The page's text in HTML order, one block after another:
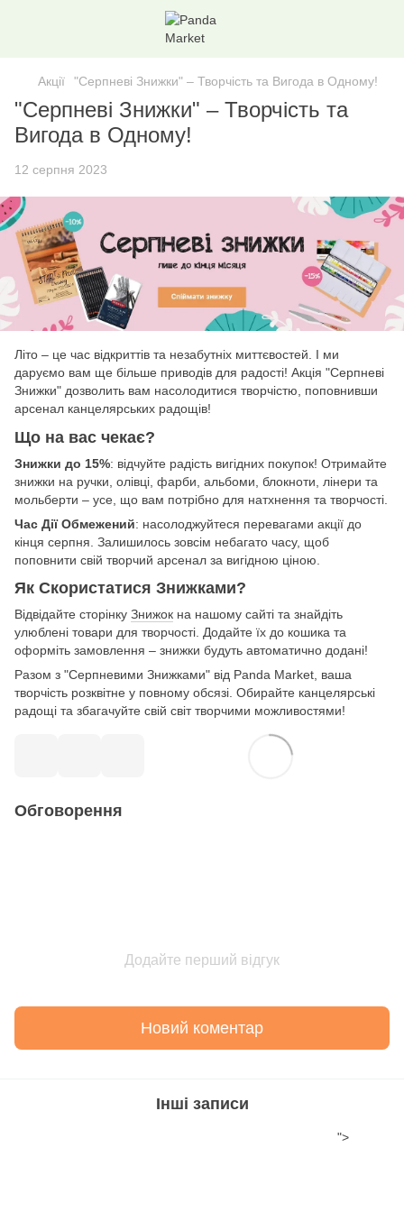
Акції "Серпневі Знижки" – Творчість та Вигода в Одному!
"Серпневі Знижки" – Творчість та
Вигода в Одному!
12 серпня 2023
Літо – це час відкриттів та незабутніх миттєвостей. І ми
даруємо вам ще більше приводів для радості! Акція "Серпневі
Знижки" дозволить вам насолодитися творчістю, поповнивши
арсенал канцелярських радощів!
Що на вас чекає?
Знижки до 15%: відчуйте радість вигідних покупок! Отримайте
знижки на ручки, олівці, фарби, альбоми, блокноти, лінери та
мольберти – усе, що вам потрібно для натхнення та творчості.
Час Дії Обмежений: насолоджуйтеся перевагами акції до
кінця серпня. Залишилось зовсім небагато часу, щоб
поповнити свій творчий арсенал за вигідною ціною.
Як Скористатися Знижками?
Відвідайте сторінку Знижок на нашому сайті та знайдіть
улюблені товари для творчості. Додайте їх до кошика та
оформіть замовлення – знижки будуть автоматично додані!
Разом з "Серпневими Знижками" від Panda Market, ваша
творчість розквітне у повному обсязі. Обирайте канцелярські
радощі та збагачуйте свій світ творчими можливостями!
Обговорення
Додайте перший відгук
Новий коментар
Інші записи
">